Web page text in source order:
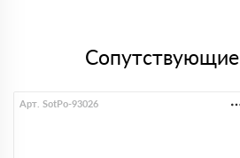
Арт. SotPo-93026